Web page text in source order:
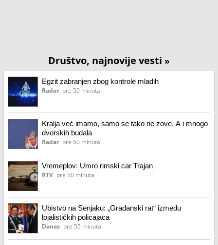
Društvo, najnovije vesti »
Egzit zabranjen zbog kontrole mladih
Radar pre 50 minuta
Kralja već imamo, samo se tako ne zove. A i mnogo
dvorskih budala
Radar pre 50 minuta
Vremeplov: Umro rimski car Trajan
RTV pre 50 minuta
Ubistvo na Senjaku: „Građanski rat“ između
lojalističkih policajaca
Danas pre 55 minuta